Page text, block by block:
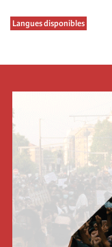
Langues disponibles